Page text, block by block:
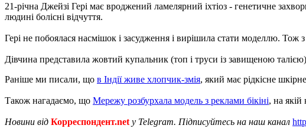
21-річна Джейзі Гері має вроджений ламелярний іхтіоз - генетичне
людині болісні відчуття.
Гері не побоялася насмішок і засудження і вирішила стати моделлю.
Дівчина представила жовтий купальник (топ і труси із завищеною
Раніше ми писали, що в Індії живе хлопчик-змія, який має рідкісне
Також нагадаємо, що Мережу розбурхала модель з реклами бікіні, на якій
Новини від Корреспондент.net у Telegram. Підписуйтесь на наш канал